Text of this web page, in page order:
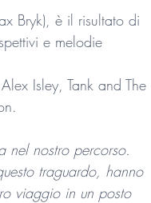
Bryk), è il risultato di
e melodie
Isley, Tank and The
nel nostro percorso.
traguardo, hanno
viaggio in un posto